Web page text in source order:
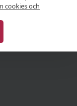
cookies och